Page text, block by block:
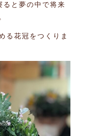
と夢の中で将来
る花冠をつくりま